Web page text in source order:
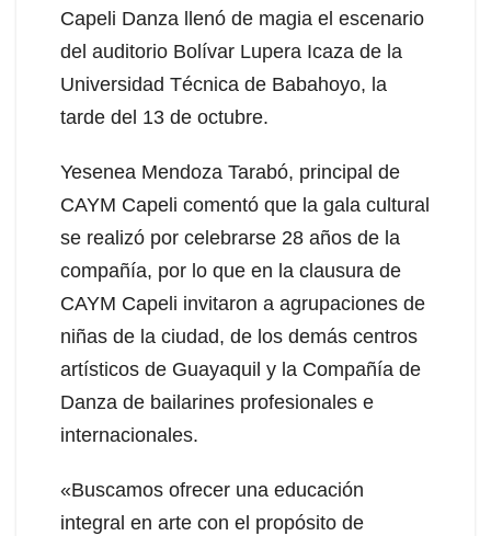
Capeli Danza llenó de magia el escenario
del auditorio Bolívar Lupera Icaza de la
Universidad Técnica de Babahoyo, la
tarde del 13 de octubre.
Yesenea Mendoza Tarabó, principal de
CAYM Capeli comentó que la gala cultural
se realizó por celebrarse 28 años de la
compañía, por lo que en la clausura de
CAYM Capeli invitaron a agrupaciones de
niñas de la ciudad, de los demás centros
artísticos de Guayaquil y la Compañía de
Danza de bailarines profesionales e
internacionales.
«Buscamos ofrecer una educación
integral en arte con el propósito de